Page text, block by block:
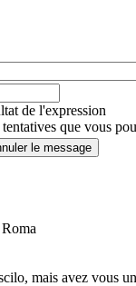
de l'expression
que vous
mais avez vous